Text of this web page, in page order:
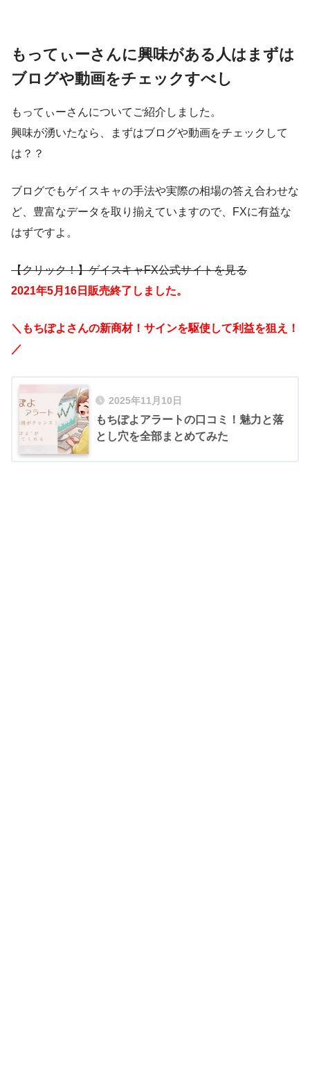
もってぃーさんに興味がある人はまずは
ブログや動画をチェックすべし
もってぃーさんについてご紹介しました。
興味が湧いたなら、まずはブログや動画をチェックして
は？？
ブログでもゲイスキャの手法や実際の相場の答え合わせな
ど、豊富なデータを取り揃えていますので、FXに有益な
はずですよ。
【クリック！】ゲイスキャFX公式サイトを見る
2021年5月16日販売終了しました。
＼もちぽよさんの新商材！サインを駆使して利益を狙え！
／
2025年11月10日
もちぽよアラートの口コミ！魅力と落
とし穴を全部まとめてみた